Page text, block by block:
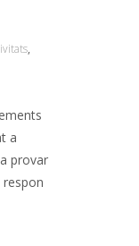
,
a
provar